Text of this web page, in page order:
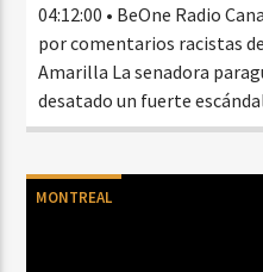
04:12:00 • BeOne Radio
por comentarios racistas
Amarilla La senadora
desatado un fuerte
MONTREAL